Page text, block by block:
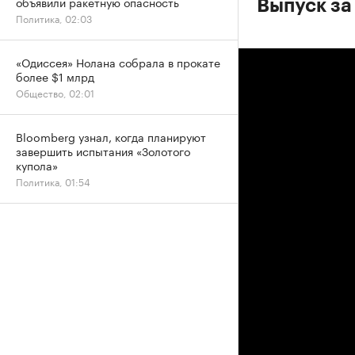
Выпуск
Политика, 02:03
«Одиссея» Нолана собрала в прокате
более $1 млрд
Общество, 02:01
Bloomberg узнал, когда планируют
завершить испытания «Золотого
купола»
Политика, 01:54